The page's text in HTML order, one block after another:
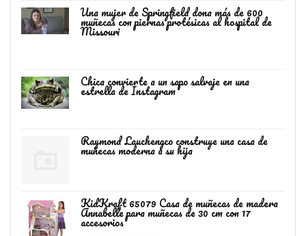
Una mujer de Springfield dona más de 600
muñecas con piernas protésicas al hospital de
Missouri
Chica convierte a un sapo salvaje en una
estrella de Instagram
Raymond Lauchengco construye una casa de
muñecas moderna a su hija
KidKraft 65079 Casa de muñecas de madera
Annabelle para muñecas de 30 cm con 17
accesorios